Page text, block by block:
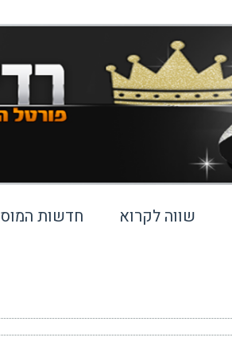
שווה לקרוא חדשות